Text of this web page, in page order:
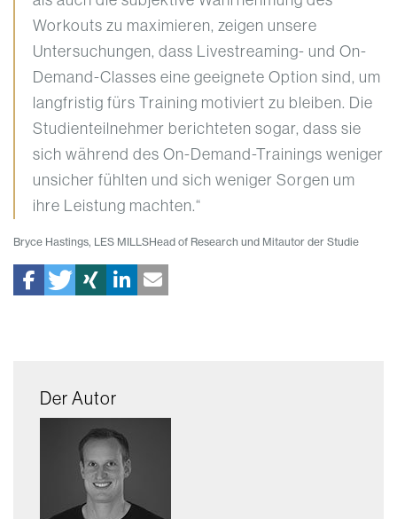
Workouts zu maximieren, zeigen unsere
Untersuchungen, dass Livestreaming- und On-
Demand-Classes eine geeignete Option sind, um
langfristig fürs Training motiviert zu bleiben. Die
Studienteilnehmer berichteten sogar, dass sie
sich während des On-Demand-Trainings weniger
unsicher fühlten und sich weniger Sorgen um
ihre Leistung machten.“
Bryce Hastings, LES MILLSHead of Research und Mitautor der Studie
Der Autor